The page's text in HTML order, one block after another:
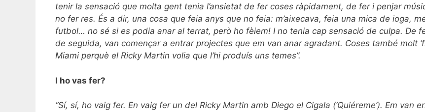
tenir la sensació que molta gent tenia l’ansietat de fer coses ràpidament, de fer i penjar
no fer res. És a dir, una cosa que feia anys que no feia: m’aixecava, feia una mica de ioga,
futbol… no sé si es podia anar al terrat, però ho fèiem! I no tenia cap sensació de culpa. De
de seguida, van començar a entrar projectes que em van anar agradant. Coses també molt
Miami perquè el Ricky Martin volia que l’hi produís uns temes”.
I ho vas fer?
“Sí, sí, ho vaig fer. En vaig fer un del Ricky Martin amb Diego el Cigala (‘Quiéreme’). Em